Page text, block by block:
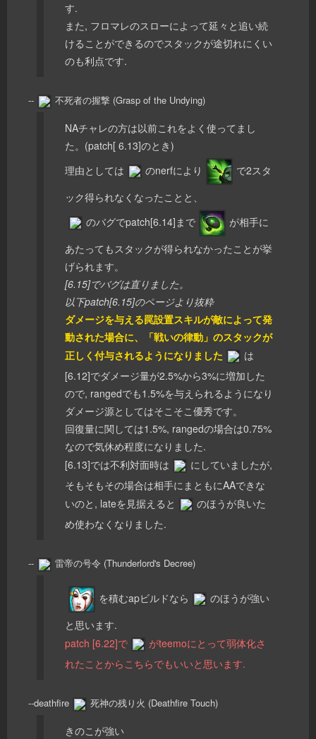
す.
また, フロマレのスローによって延々と追い続
けることができるのでスタックが途切れにくい
のも利点です.
-- 不死者の握撃 (Grasp of the Undying)
NAチャレの方は以前これをよく使ってまし
た。(patch[ 6.13]のとき)
理由としては
のnerfにより
で2スタ
ック得られなくなったことと、
のバグでpatch[6.14]まで
が相手に
あたってもスタックが得られなかったことが挙
げられます。
[6.15]でバグは直りました。
以下patch[6.15]のページより抜粋
ダメージを与える罠設置スキルが敵によって発
動された場合に、「戦いの律動」のスタックが
正しく付与されるようになりました
は
[6.12]でダメージ量が2.5%から3%に増加した
ので, rangedでも1.5%を与えられるようになり
ダメージ源としてはそこそこ優秀です。
回復量に関しては1.5%, rangedの場合は0.75%
なので気休め程度になりました.
[6.13]では不利対面時は
にしていましたが,
そもそもその場合は相手にまともにAAできな
いのと, lateを見据えると
のほうが良いた
め使わなくなりました.
-- 雷帝の号令 (Thunderlord's Decree)
を積むapビルドなら
のほうが強い
と思います.
patch [6.22]で
がteemoにとって弱体化さ
れたことからこちらでもいいと思います.
--deathfire 死神の残り火 (Deathfire Touch)
きのこが強い